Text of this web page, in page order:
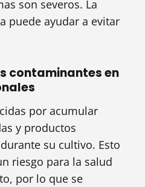
son severos. La
puede ayudar a evitar
contaminantes en
por acumular
y productos
su cultivo. Esto
riesgo para la salud
por lo que se